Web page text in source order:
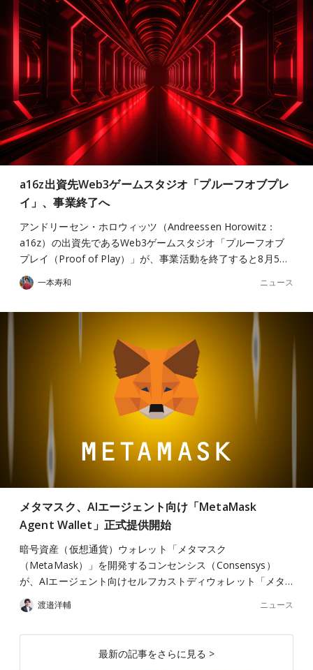
a16z出資先Web3ゲームスタジオ「プルーフオブプレ
イ」、事業終了へ
アンドリーセン・ホロウィッツ（Andreessen Horowitz：
a16z）の出資先であるWeb3ゲームスタジオ「プルーフオブ
プレイ（Proof of Play）」が、事業活動を終了すると8月5…
一本寿和 ニュース
メタマスク、AIエージェント向け「MetaMask
Agent Wallet」正式提供開始
暗号資産（仮想通貨）ウォレット「メタマスク
（MetaMask）」を開発するコンセンシス（Consensys）
が、AIエージェント向けセルフカストディウォレット「メタ…
渡邉洋輔 ニュース
最新の記事をさらに見る >